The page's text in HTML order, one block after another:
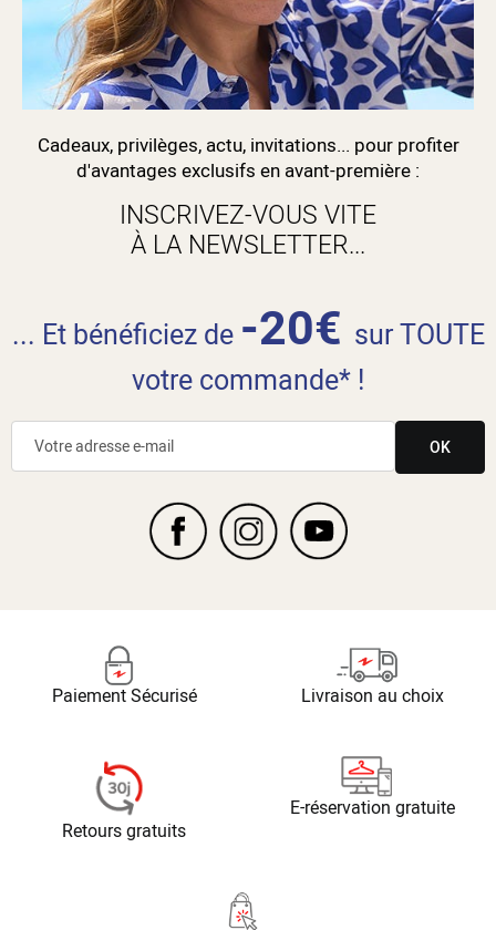
Cadeaux, privilèges, actu, invitations... pour profiter
d'avantages exclusifs en avant-première :
INSCRIVEZ-VOUS VITE
À LA NEWSLETTER...
... Et bénéficiez de -20€ sur TOUTE
votre commande* !
OK
Paiement Sécurisé Livraison au choix
Retours gratuits
E-réservation gratuite